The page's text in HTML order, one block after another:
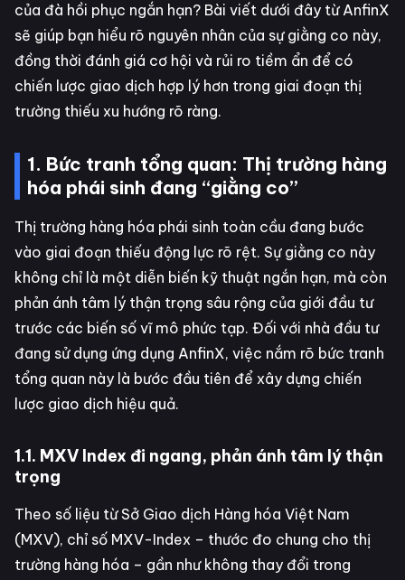
của đà hồi phục ngắn hạn? Bài viết dưới đây từ AnfinX
sẽ giúp bạn hiểu rõ nguyên nhân của sự giằng co này,
đồng thời đánh giá cơ hội và rủi ro tiềm ẩn để có
chiến lược giao dịch hợp lý hơn trong giai đoạn thị
trường thiếu xu hướng rõ ràng.
1. Bức tranh tổng quan: Thị trường hàng
hóa phái sinh đang “giằng co”
Thị trường hàng hóa phái sinh toàn cầu đang bước
vào giai đoạn thiếu động lực rõ rệt. Sự giằng co này
không chỉ là một diễn biến kỹ thuật ngắn hạn, mà còn
phản ánh tâm lý thận trọng sâu rộng của giới đầu tư
trước các biến số vĩ mô phức tạp. Đối với nhà đầu tư
đang sử dụng ứng dụng AnfinX, việc nắm rõ bức tranh
tổng quan này là bước đầu tiên để xây dựng chiến
lược giao dịch hiệu quả.
1.1. MXV Index đi ngang, phản ánh tâm lý thận
trọng
Theo số liệu từ Sở Giao dịch Hàng hóa Việt Nam
(MXV), chỉ số MXV-Index – thước đo chung cho thị
trường hàng hóa – gần như không thay đổi trong